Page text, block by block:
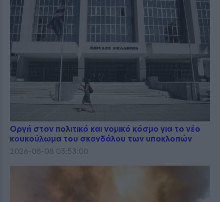
Οργή στον πολιτικό και νομικό κόσμο για το νέο
κουκούλωμα του σκανδάλου των υποκλοπών
2026-08-08 03:53:00